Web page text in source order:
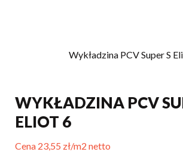
Wykładzina PCV Super S
WYKŁADZINA PCV
ELIOT 6
Cena 23,55 zł/m2 netto